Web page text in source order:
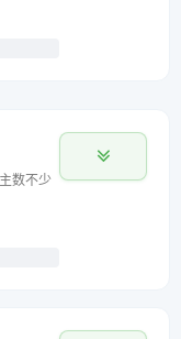
数不少